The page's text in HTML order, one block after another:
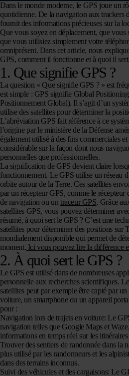
Dans le monde moderne, le GPS joue un
quotidienne. De la navigation aux trackers
fournit des informations précieuses sur la
Que vous soyez en déplacement, que
que vous utilisiez simplement votre
omniprésent. Dans cet article, nous
GPS, comment il fonctionne et à quoi il sert.
1. Que signifie GPS ?
La question « Que signifie GPS ? » est
est simple : GPS signifie Global
Positionnement Global). Il s’agit d’un
utilise des satellites pour déterminer la
L’abréviation GPS fait référence à ce
l’origine par le ministère de la Défense
également utilisé à des fins commerciales
considérable sur la façon dont nous
personnelles que professionnelles.
La signification de GPS devient claire
fonctionnement. Le GPS utilise un réseau
orbite autour de la Terre. Ces satellites
par un récepteur GPS, comme le récepteur
de navigation ou un traceur GPS. Grâce
satellites GPS, vous pouvez déterminer
résumé, à quoi sert le GPS ? C’est une
satellites pour déterminer des positions sur
mondialement disponible qui permet de
moment. Ici vous pouvez lire la différence
2. À quoi sert le GPS ?
Le GPS est utilisé dans de nombreuses
personnelle aux recherches scientifiques.
satellites peut par exemple être capté par
voiture, un smartphone ou un appareil
pour :
Navigation lors de trajets en voiture: Le
navigation telles que Google Maps et
informations en temps réel sur les
Trouver des sentiers de randonnée dans la
plus utilisé par les randonneurs et les
dans des terrains inconnus.
Suivi des véhicules et des cargaisons: Le